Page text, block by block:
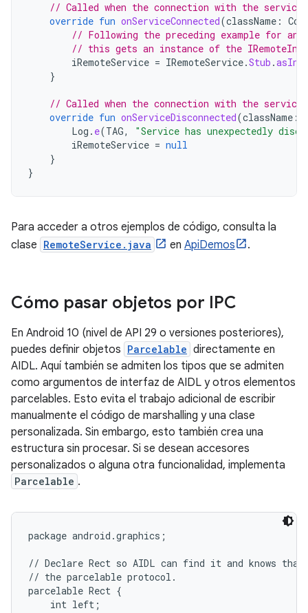
// Called when the connection with the
override fun onServiceConnected(className :
// Following the preceding example for an
// this gets an instance of the
iRemoteService = IRemoteService.Stub .
}
// Called when the connection with the service
override fun onServiceDisconnected(className :
Log . e(TAG,
"Service has unexpectedly
iRemoteService = null
}
}
Para acceder a otros ejemplos de código, consulta la
clase RemoteService.java en ApiDemos .
Cómo pasar objetos por IPC
En Android 10 (nivel de API 29 o versiones posteriores),
puedes definir objetos Parcelable directamente en
AIDL. Aquí también se admiten los tipos que se admiten
como argumentos de interfaz de AIDL y otros elementos
parcelables. Esto evita el trabajo adicional de escribir
manualmente el código de marshalling y una clase
personalizada. Sin embargo, esto también crea una
estructura sin procesar. Si se desean accesores
personalizados o alguna otra funcionalidad, implementa
Parcelable .
package android.graphics;
// Declare Rect so AIDL can find it and knows
// the parcelable protocol.
parcelable Rect {
    int left;